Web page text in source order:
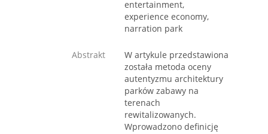
entertainment,
experience economy,
narration park
Abstrakt
W artykule przedstawiona
została metoda oceny
autentyzmu architektury
parków zabawy na
terenach
rewitalizowanych.
Wprowadzono definicję